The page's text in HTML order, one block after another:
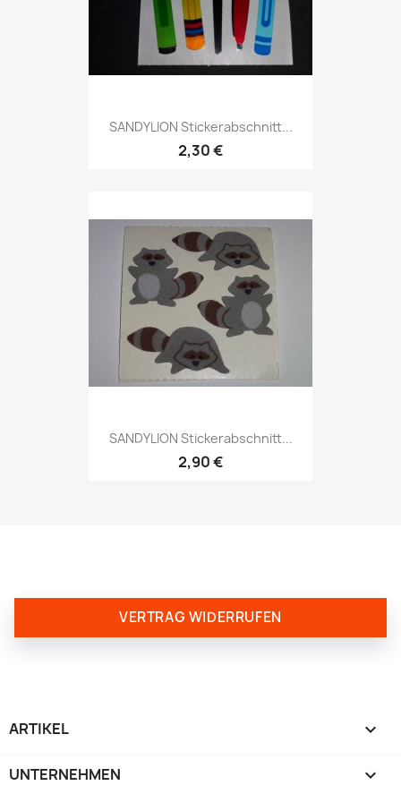
SANDYLION Stickerabschnitt...
2,30 €
SANDYLION Stickerabschnitt...
2,90 €
VERTRAG WIDERRUFEN
ARTIKEL 
UNTERNEHMEN 